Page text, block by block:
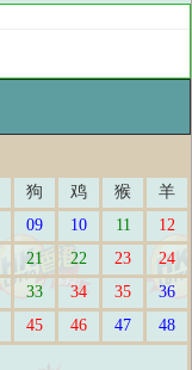
狗 鸡 猴
羊
09 10 11
12
21 22 23
24
33 34 35
36
45 46 47
48